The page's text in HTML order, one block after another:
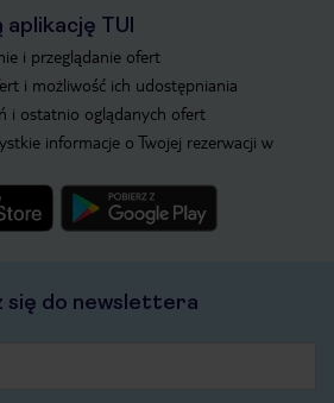
TUI
i przeglądanie ofert
i możliwość ich udostępniania
i ostatnio oglądanych ofert
informacje o Twojej rezerwacji w
się do newslettera